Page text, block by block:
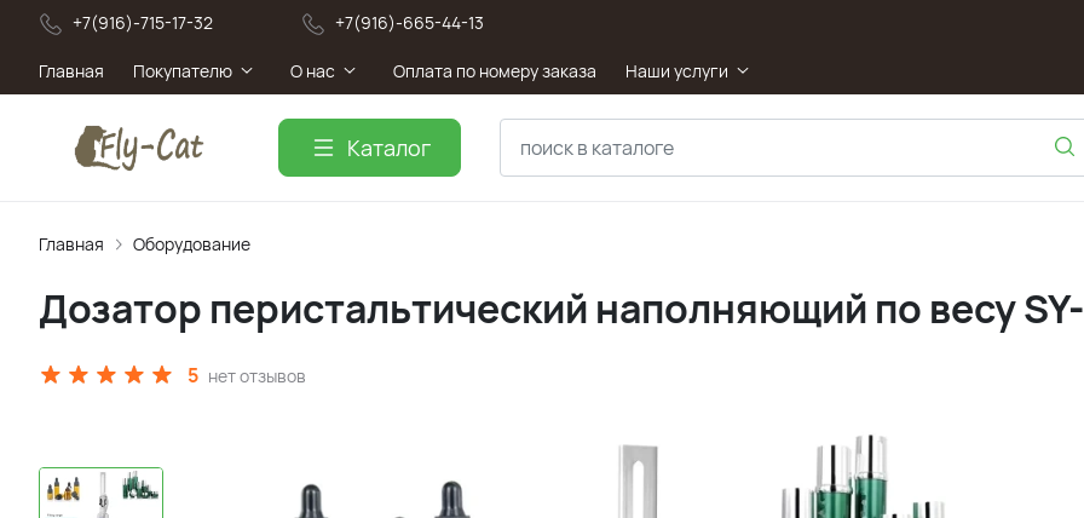
+7(916)-715-17-32 +7(916)-665-44-13
Главная Покупателю О нас Оплата по номеру заказа Наши услуги
Каталог
Главная Оборудование
Дозатор перистальтический наполняющий по весу
5 нет отзывов